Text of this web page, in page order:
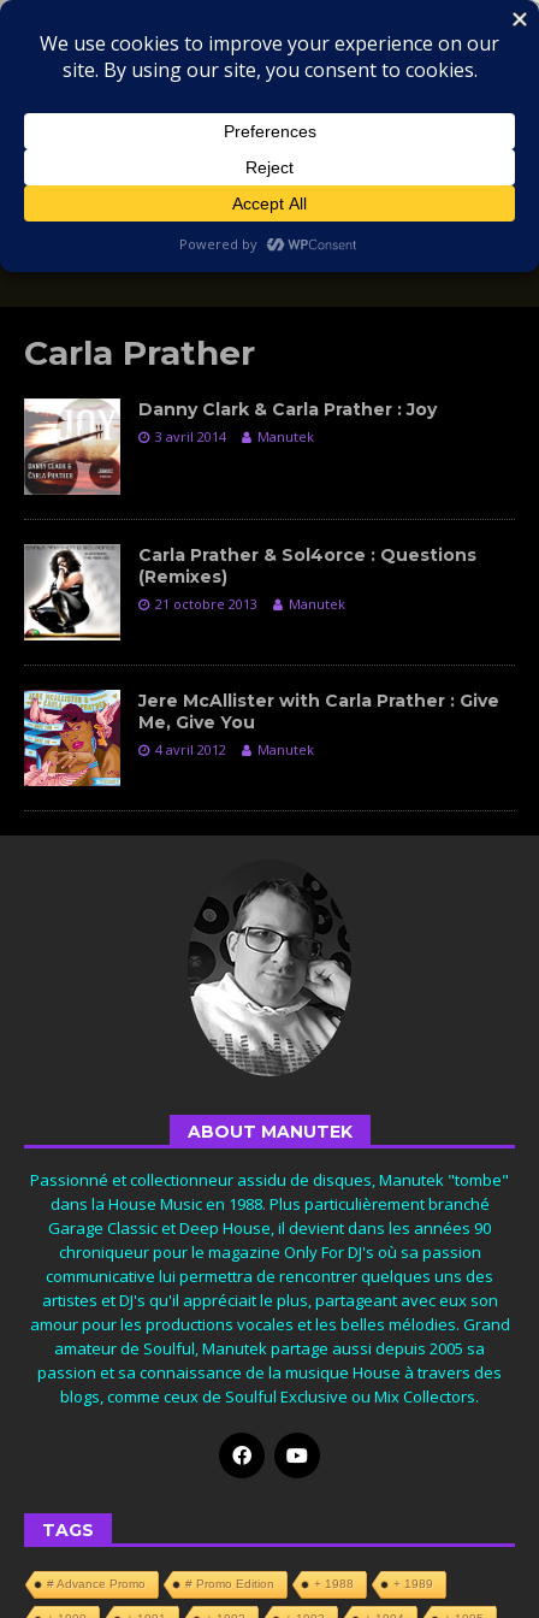
MIX
COLLECTORS
SOULFUL, DEEP HOUSE & GARAGE - MUSIC
Carla Prather
Danny Clark & Carla Prather : Joy
3 avril 2014 Manutek
Carla Prather & Sol4orce : Questions
(Remixes)
21 octobre 2013 Manutek
Jere McAllister with Carla Prather : Give
Me, Give You
4 avril 2012 Manutek
ABOUT MANUTEK
Passionné et collectionneur assidu de disques, Manutek "tombe"
dans la House Music en 1988. Plus particulièrement branché
Garage Classic et Deep House, il devient dans les années 90
chroniqueur pour le magazine Only For DJ's où sa passion
communicative lui permettra de rencontrer quelques uns des
artistes et DJ's qu'il appréciait le plus, partageant avec eux son
amour pour les productions vocales et les belles mélodies. Grand
amateur de Soulful, Manutek partage aussi depuis 2005 sa
passion et sa connaissance de la musique House à travers des
blogs, comme ceux de Soulful Exclusive ou Mix Collectors.
TAGS
# Advance Promo # Promo Edition + 1988 + 1989